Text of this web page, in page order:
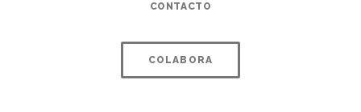
CONTACTO
COLABORA